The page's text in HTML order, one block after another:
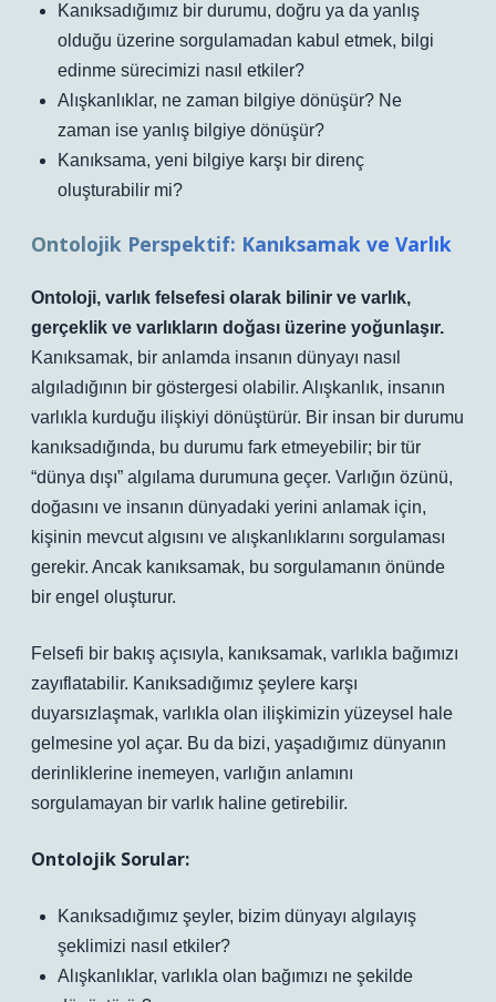
Kanıksadığımız bir durumu, doğru ya da yanlış
olduğu üzerine sorgulamadan kabul etmek, bilgi
edinme sürecimizi nasıl etkiler?
Alışkanlıklar, ne zaman bilgiye dönüşür? Ne
zaman ise yanlış bilgiye dönüşür?
Kanıksama, yeni bilgiye karşı bir direnç
oluşturabilir mi?
Ontolojik Perspektif: Kanıksamak ve Varlık
Ontoloji, varlık felsefesi olarak bilinir ve varlık,
gerçeklik ve varlıkların doğası üzerine yoğunlaşır.
Kanıksamak, bir anlamda insanın dünyayı nasıl
algıladığının bir göstergesi olabilir. Alışkanlık, insanın
varlıkla kurduğu ilişkiyi dönüştürür. Bir insan bir durumu
kanıksadığında, bu durumu fark etmeyebilir; bir tür
“dünya dışı” algılama durumuna geçer. Varlığın özünü,
doğasını ve insanın dünyadaki yerini anlamak için,
kişinin mevcut algısını ve alışkanlıklarını sorgulaması
gerekir. Ancak kanıksamak, bu sorgulamanın önünde
bir engel oluşturur.
Felsefi bir bakış açısıyla, kanıksamak, varlıkla bağımızı
zayıflatabilir. Kanıksadığımız şeylere karşı
duyarsızlaşmak, varlıkla olan ilişkimizin yüzeysel hale
gelmesine yol açar. Bu da bizi, yaşadığımız dünyanın
derinliklerine inemeyen, varlığın anlamını
sorgulamayan bir varlık haline getirebilir.
Ontolojik Sorular:
Kanıksadığımız şeyler, bizim dünyayı algılayış
şeklimizi nasıl etkiler?
Alışkanlıklar, varlıkla olan bağımızı ne şekilde